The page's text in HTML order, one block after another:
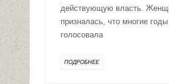
действующую власть.
призналась, что многие годы
голосовала
ПОДРОБНЕЕ